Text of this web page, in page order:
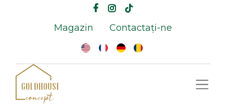
Magazin Contactați-ne